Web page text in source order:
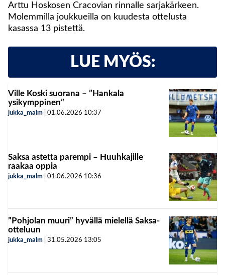
Arttu Hoskosen Cracovian rinnalle sarjakärkeen.
Molemmilla joukkueilla on kuudesta ottelusta
kasassa 13 pistettä.
LUE MYÖS:
Ville Koski suorana – ”Hankala
ysikymppinen”
jukka_malm 01.06.2026 10:37
Saksa astetta parempi – Huuhkajille
raakaa oppia
jukka_malm 01.06.2026 10:36
”Pohjolan muuri” hyvällä mielellä Saksa-
otteluun
jukka_malm 31.05.2026 13:05